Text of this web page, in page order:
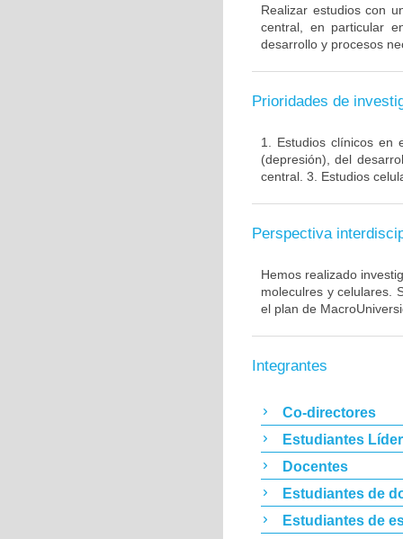
Realizar estudios con
central, en particular
desarrollo y procesos
Prioridades de
1. Estudios clínicos en
(depresión), del
central. 3. Estudios
Perspectiva
Hemos realizado
moleculres y celulares.
el plan de
Integrantes
Co-directores
Estudiantes
Docentes
Estudiantes de
Estudiantes de